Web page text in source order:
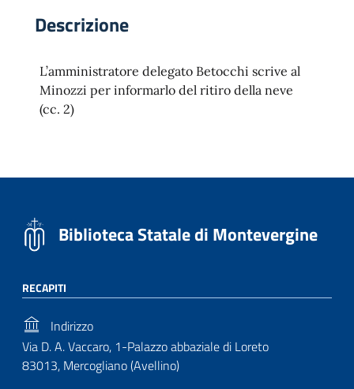
Descrizione
L’amministratore delegato Betocchi scrive al
Minozzi per informarlo del ritiro della neve
(cc. 2)
Biblioteca Statale di Montevergine
RECAPITI
Indirizzo
Via D. A. Vaccaro, 1-Palazzo abbaziale di Loreto
83013, Mercogliano (Avellino)